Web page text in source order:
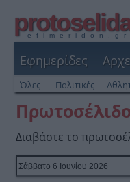
efimeridon.gr
Εφημερίδες
Όλες Πολιτικές
Διαβάστε το